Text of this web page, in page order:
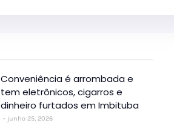
Conveniência é arrombada e
tem eletrônicos, cigarros e
dinheiro furtados em Imbituba
junho 25, 2026